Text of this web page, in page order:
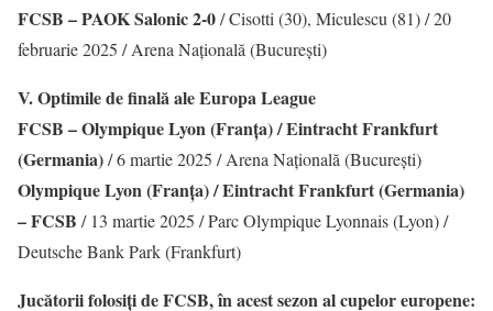
FCSB – PAOK Salonic 2-0/ Cisotti (30), Miculescu (81) / 20
februarie 2025 / Arena Națională (București)
V. Optimile de finală ale Europa League
FCSB – Olympique Lyon (Franța) / Eintracht Frankfurt
(Germania)/ 6 martie 2025 / Arena Națională (București)
Olympique Lyon (Franța) / Eintracht Frankfurt (Germania)
– FCSB / 13 martie 2025 / Parc Olympique Lyonnais (Lyon) /
Deutsche Bank Park (Frankfurt)
Jucătorii folosiți de FCSB, în acest sezon al cupelor europene: